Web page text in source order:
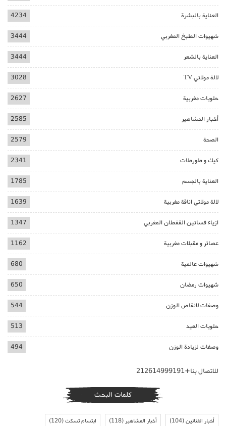
العناية بالبشرة 4234
شهيوات الطبخ المغربي 3444
العناية بالشعر 3444
لالة مولاتي TV 3028
حلويات مغربية 2627
أخبار المشاهير 2585
الصحة 2579
كيك و طورطات 2341
العناية بالجسم 1785
لالة مولاتي اناقة مغربية 1639
ازياء فساتين القفطان المغربي 1347
عصائر و مقبلات مغربية 1162
شهيوات عالمية 680
شهيوات رمضان 650
وصفات لانقاص الوزن 544
حلويات العيد 513
وصفات لزيادة الوزن 494
للاتصال بنا+212614999191
كلمات البحث
أخبار الفنانين(104) أخبار المشاهير(118) ابتسام تسكت(120)